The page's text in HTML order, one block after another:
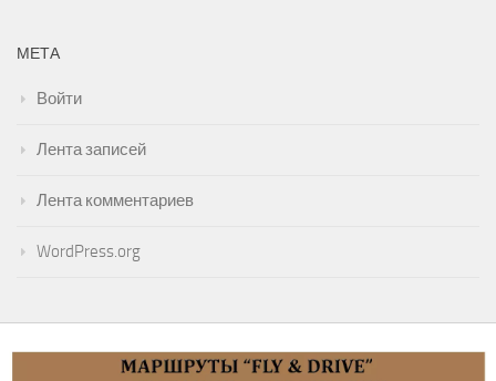
МЕТА
Войти
Лента записей
Лента комментариев
WordPress.org